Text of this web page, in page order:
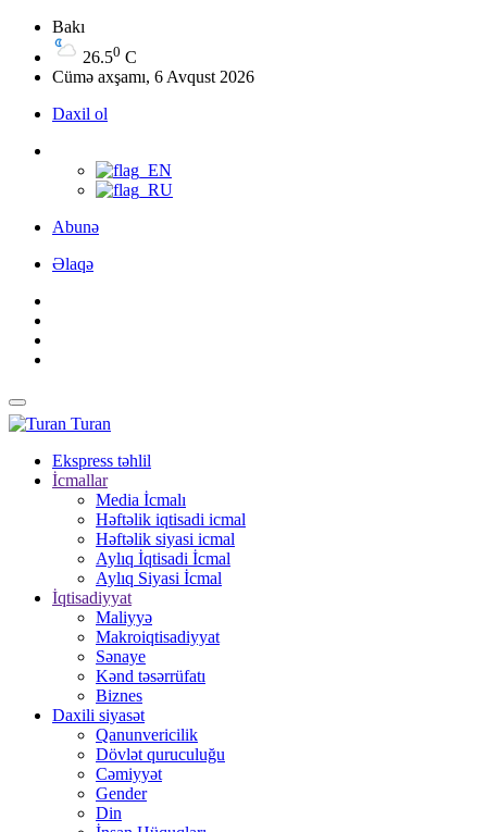
Bakı
26.50 C
Cümə axşamı, 6 Avqust 2026
Daxil ol
Abunə
Əlaqə
Turan
Ekspress təhlil
İcmallar
Media İcmalı
Həftəlik iqtisadi icmal
Həftəlik siyasi icmal
Aylıq İqtisadi İcmal
Aylıq Siyasi İcmal
İqtisadiyyat
Maliyyə
Makroiqtisadiyyat
Sənaye
Kənd təsərrüfatı
Biznes
Daxili siyasət
Qanunvericilik
Dövlət quruculuğu
Cəmiyyət
Gender
Din